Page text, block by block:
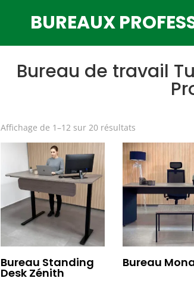
BUREAUX
Bureau de travail
Affichage de 1–12 sur 20 résultatsTrié
du
plus
récent
au
plus
ancien
Bureau Standing
Desk Zénith
Bureau